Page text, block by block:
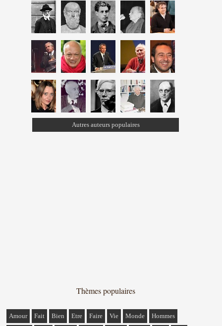
Autres auteurs populaires
Thèmes populaires
Amour Fait Bien Etre Faire Vie Monde Hommes